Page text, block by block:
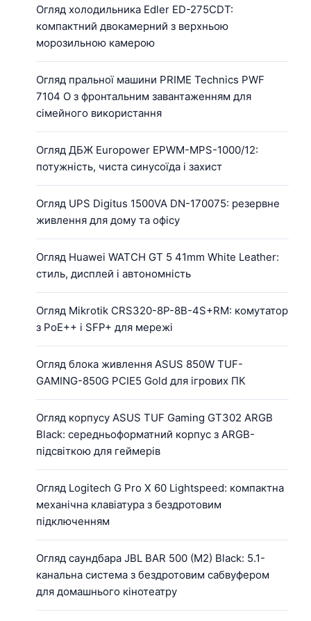
Огляд холодильника Edler ED-275CDT:
компактний двокамерний з верхньою
морозильною камерою
Огляд пральної машини PRIME Technics PWF
7104 O з фронтальним завантаженням для
сімейного використання
Огляд ДБЖ Europower EPWM-MPS-1000/12:
потужність, чиста синусоїда і захист
Огляд UPS Digitus 1500VA DN-170075: резервне
живлення для дому та офісу
Огляд Huawei WATCH GT 5 41mm White Leather:
стиль, дисплей і автономність
Огляд Mikrotik CRS320-8P-8B-4S+RM: комутатор
з PoE++ і SFP+ для мережі
Огляд блока живлення ASUS 850W TUF-
GAMING-850G PCIE5 Gold для ігрових ПК
Огляд корпусу ASUS TUF Gaming GT302 ARGB
Black: середньоформатний корпус з ARGB-
підсвіткою для геймерів
Огляд Logitech G Pro X 60 Lightspeed: компактна
механічна клавіатура з бездротовим
підключенням
Огляд саундбара JBL BAR 500 (M2) Black: 5.1-
канальна система з бездротовим сабвуфером
для домашнього кінотеатру